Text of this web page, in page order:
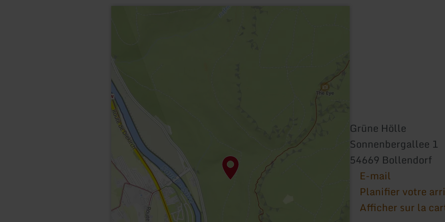
Grüne Hölle
Sonnenbergallee 1
54669 Bollendorf
E-mail
Planifier votre
Afficher sur la